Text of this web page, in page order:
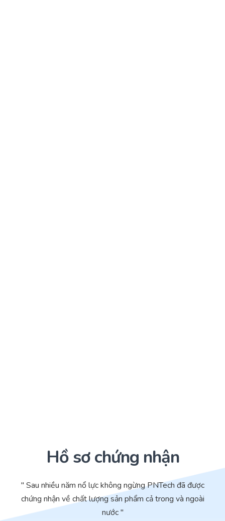
Hồ sơ chứng nhận
" Sau nhiều năm nổ lực không ngừng PNTech đã được
chứng nhận về chất lượng sản phẩm cả trong và ngoài
nước "